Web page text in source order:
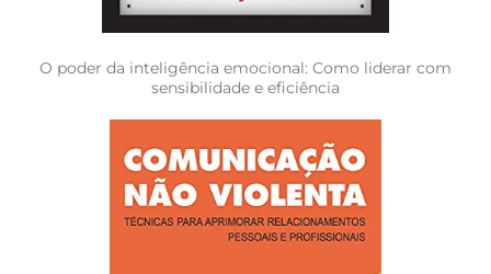
O poder da inteligência emocional: Como liderar com
sensibilidade e eficiência